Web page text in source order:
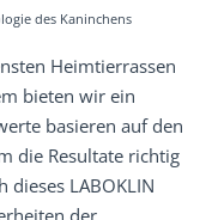
des Kaninchens
Heimtierrassen
bieten wir ein
basieren auf den
die Resultate richtig
LABOKLIN